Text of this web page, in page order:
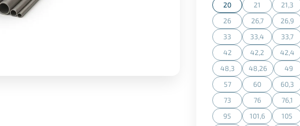
20 21
(Diese Option
21,3
26
(Diese Option ist zurzeit
26,7
(Diese Option
26,9
33
(Diese Option ist zurzeit
33,4
(Diese Option
33,7
42
(Diese Option ist zurzeit
42,2
(Diese Option
42,4
48,3
(Diese Option ist zurzeit
48,26
(Diese Option
49
57
(Diese Option ist zurzeit
60
(Diese Option
60,3
73
(Diese Option ist zurzeit
76
(Diese Option
76,1
95
(Diese Option ist zurzeit
101,6
(Diese Option
105